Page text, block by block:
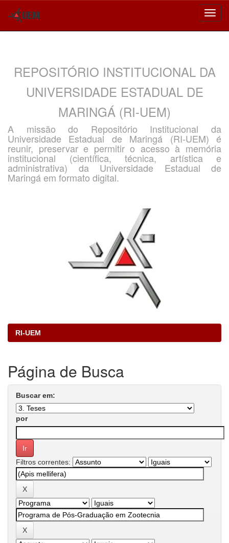
REPOSITÓRIO INSTITUCIONAL DA
UNIVERSIDADE ESTADUAL DE
MARINGÁ (RI-UEM)
A missão do Repositório Institucional da
Universidade Estadual de Maringá (RI-UEM) é
reunir, preservar e permitir o acesso à memória
institucional (científica, técnica, artística e
administrativa) da Universidade Estadual de
Maringá em formato digital.
RI-UEM
Página de Busca
Buscar em:
por
Filtros correntes: